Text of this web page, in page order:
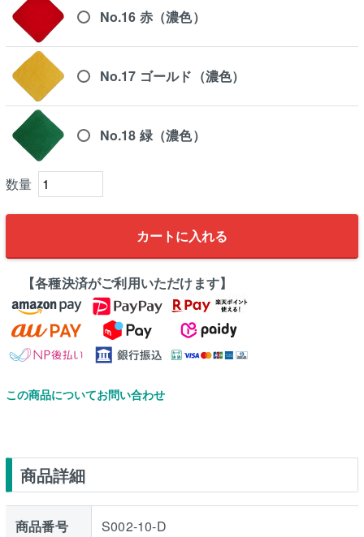
No.16 赤（濃色）
No.17 ゴールド（濃色）
No.18 緑（濃色）
カートに入れる
【各種決済がご利用いただけます】
この商品についてお問い合わせ
商品詳細
商品番号 S002-10-D